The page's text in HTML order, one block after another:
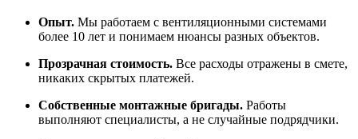
Опыт. Мы работаем с вентиляционными системами
более 10 лет и понимаем нюансы разных объектов.
Прозрачная стоимость. Все расходы отражены в смете,
никаких скрытых платежей.
Собственные монтажные бригады. Работы
выполняют специалисты, а не случайные подрядчики.